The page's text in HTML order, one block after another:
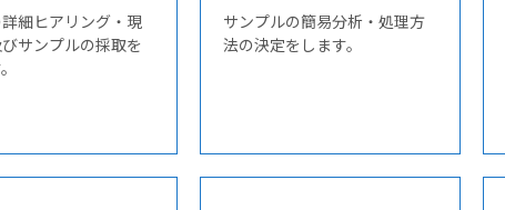
細ヒアリング・現
サンプルの採取を
サンプルの簡易分析・処理方
法の決定をします。